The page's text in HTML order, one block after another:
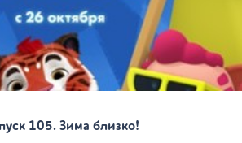
105. Зима близко!